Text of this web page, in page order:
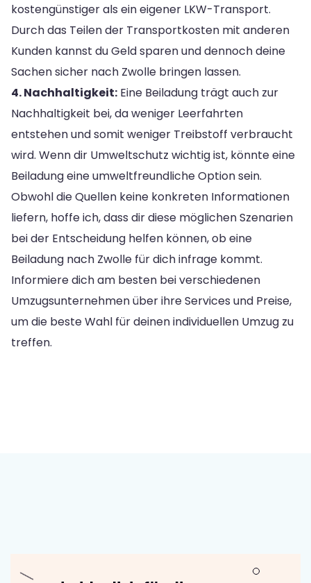
kostengünstiger als ein eigener LKW-Transport.
Durch das Teilen der Transportkosten mit anderen
Kunden kannst du Geld sparen und dennoch deine
Sachen sicher nach Zwolle bringen lassen.
4. Nachhaltigkeit: Eine Beiladung trägt auch zur
Nachhaltigkeit bei, da weniger Leerfahrten
entstehen und somit weniger Treibstoff verbraucht
wird. Wenn dir Umweltschutz wichtig ist, könnte eine
Beiladung eine umweltfreundliche Option sein.
Obwohl die Quellen keine konkreten Informationen
liefern, hoffe ich, dass dir diese möglichen Szenarien
bei der Entscheidung helfen können, ob eine
Beiladung nach Zwolle für dich infrage kommt.
Informiere dich am besten bei verschiedenen
Umzugsunternehmen über ihre Services und Preise,
um die beste Wahl für deinen individuellen Umzug zu
treffen.